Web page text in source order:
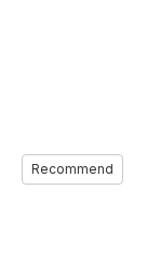
Recommend